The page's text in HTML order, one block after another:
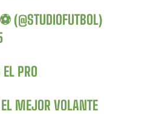
(@STUDIOFUTBOL)
PRO
MEJOR VOLANTE